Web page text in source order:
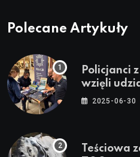
Polecane Artykuły
Policjanci
wzięli
Wakacje”
2025-06-30
Teściowa